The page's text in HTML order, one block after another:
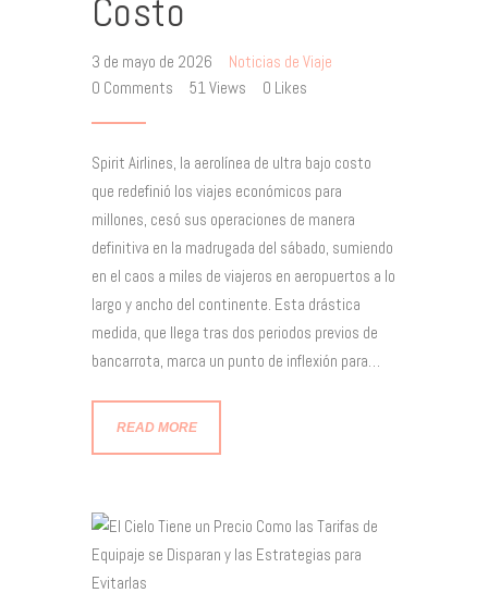
Costo
3 de mayo de 2026
Noticias de Viaje
0 Comments 51Views 0 Likes
Spirit Airlines, la aerolínea de ultra bajo costo
que redefinió los viajes económicos para
millones, cesó sus operaciones de manera
definitiva en la madrugada del sábado, sumiendo
en el caos a miles de viajeros en aeropuertos a lo
largo y ancho del continente. Esta drástica
medida, que llega tras dos periodos previos de
bancarrota, marca un punto de inflexión para…
READ MORE